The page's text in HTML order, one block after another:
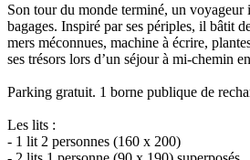
Son tour du monde terminé, un voyageur
bagages. Inspiré par ses périples, il bâtit
mers méconnues, machine à écrire,
ses trésors lors d’un séjour à mi-chemin
Parking gratuit. 1 borne publique de
Les lits :
- 1 lit 2 personnes (160 x 200)